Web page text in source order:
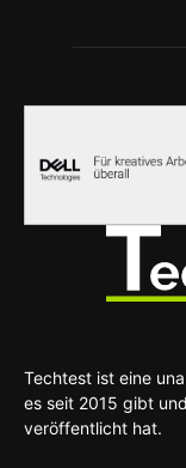
Techtest ist eine
es seit 2015 gibt
veröffentlicht hat.